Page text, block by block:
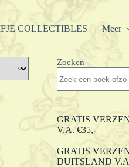
COLLECTIBLES Meer
Zoeken
GRATIS
V.A. €35,-
GRATIS
DUITSLAND